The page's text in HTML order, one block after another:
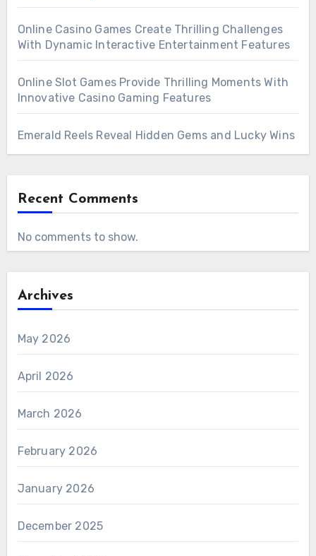
Online Casino Games Create Thrilling Challenges
With Dynamic Interactive Entertainment Features
Online Slot Games Provide Thrilling Moments With
Innovative Casino Gaming Features
Emerald Reels Reveal Hidden Gems and Lucky Wins
Recent Comments
No comments to show.
Archives
May 2026
April 2026
March 2026
February 2026
January 2026
December 2025